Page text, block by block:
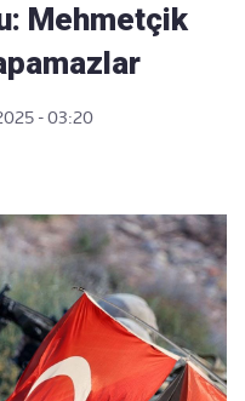
Mehmetçik
- 03:20